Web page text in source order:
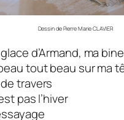
Dessin de Pierre Marie CLAVIER
d’Armand, ma
tout beau sur ma
travers
pas l’hiver